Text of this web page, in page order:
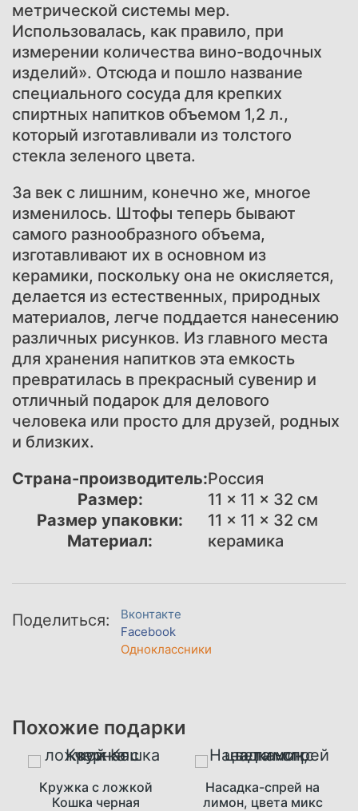
метрической системы мер.
Использовалась, как правило, при
измерении количества вино-водочных
изделий». Отсюда и пошло название
специального сосуда для крепких
спиртных напитков объемом 1,2 л.,
который изготавливали из толстого
стекла зеленого цвета.
За век с лишним, конечно же, многое
изменилось. Штофы теперь бывают
самого разнообразного объема,
изготавливают их в основном из
керамики, поскольку она не окисляется,
делается из естественных, природных
материалов, легче поддается нанесению
различных рисунков. Из главного места
для хранения напитков эта емкость
превратилась в прекрасный сувенир и
отличный подарок для делового
человека или просто для друзей, родных
и близких.
Страна-производитель:Россия
Размер:
11 × 11 × 32 см
Размер упаковки:
11 × 11 × 32 см
Материал:
керамика
Поделиться:
Вконтакте
Facebook
Одноклассники
Похожие подарки
Кружка с ложкой
Кошка черная
Насадка-спрей на
лимон, цвета микс